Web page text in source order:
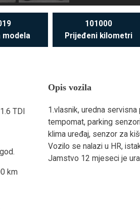
modela
101000
Prijeđeni kilometri
TDI
km
Opis vozila
1.vlasnik, uredna
tempomat, parking
klima uređaj, senzor za
Vozilo se nalazi u HR,
Jamstvo 12 mjeseci je